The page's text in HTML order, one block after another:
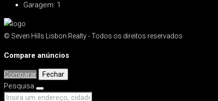
Garagem: 1
© Seven Hills Lisbon Realty - Todos os direitos reservados
Compare anúncios
Comparar
Fechar
Pesquisa